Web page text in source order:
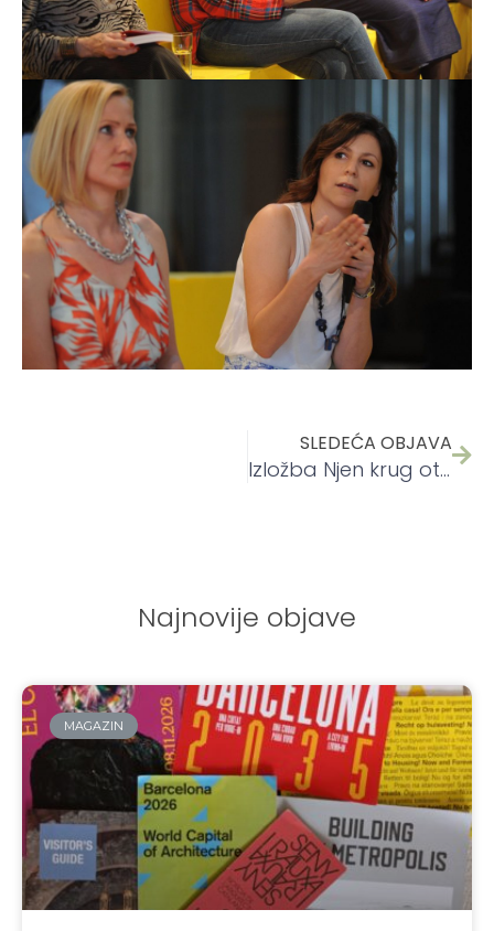
SLEDEĆA OBJAVA
Izložba Njen krug otvorena na Mikseru
Najnovije objave
MAGAZIN